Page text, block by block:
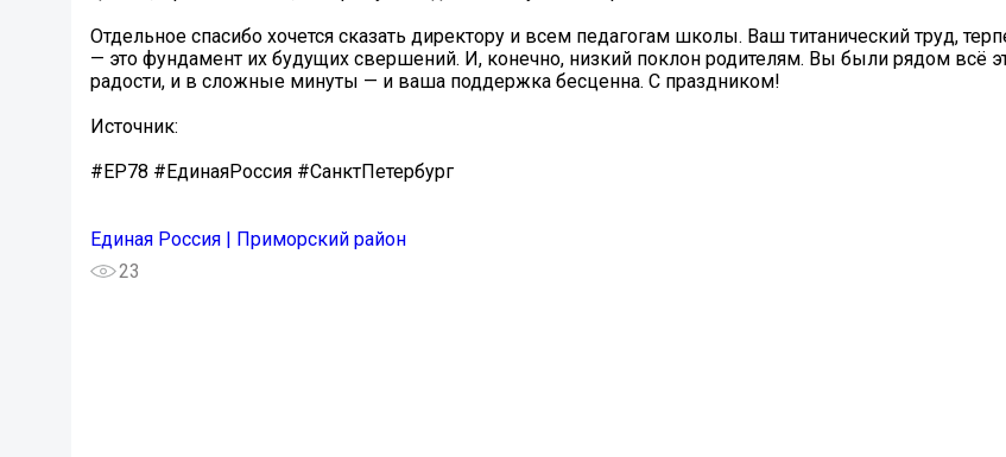
Отдельное спасибо хочется сказать директору и всем педагогам школы. Ваш титанический труд,
— это фундамент их будущих свершений. И, конечно, низкий поклон родителям. Вы были рядом всё
радости, и в сложные минуты — и ваша поддержка бесценна. С праздником!
Источник:
#ЕР78 #ЕдинаяРоссия #СанктПетербург
Единая Россия | Приморский район
23